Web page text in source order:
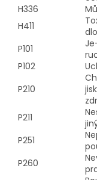
H336
H411
P101
P102
P210
P211
P251
P260